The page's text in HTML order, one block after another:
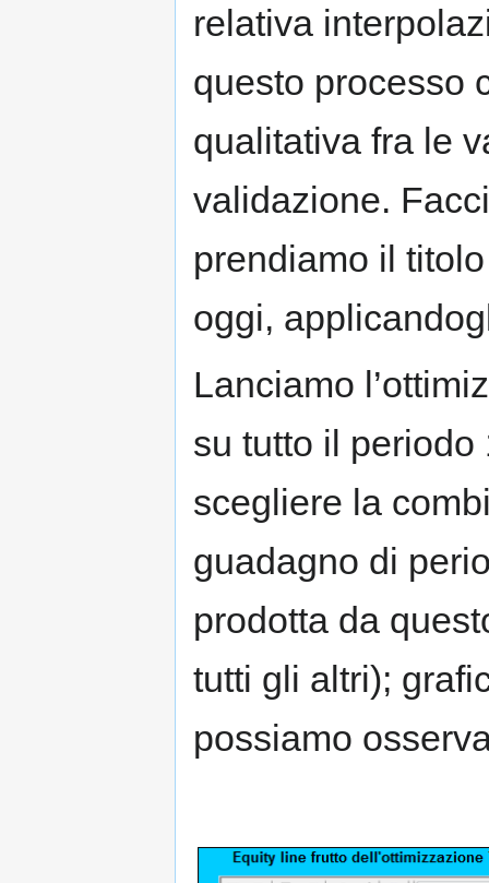
relativa
questo processo
qualitativa fra le
validazione.
prendiamo il
oggi,
Lanciamo
su tutto il
scegliere la
guadagno di
prodotta da
tutti gli altri);
possiamo